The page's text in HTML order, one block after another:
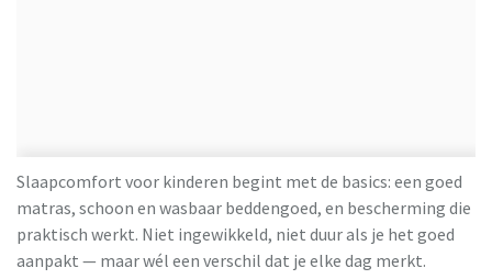
Slaapcomfort voor kinderen begint met de basics: een goed
matras, schoon en wasbaar beddengoed, en bescherming die
praktisch werkt. Niet ingewikkeld, niet duur als je het goed
aanpakt — maar wél een verschil dat je elke dag merkt.